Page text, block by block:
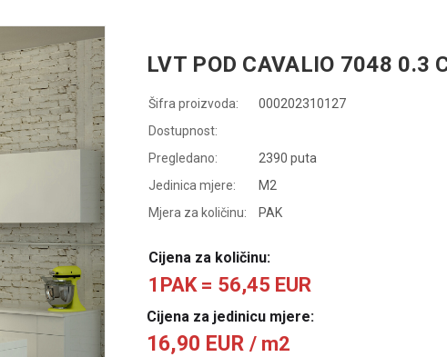
LVT POD CAVALIO 7048 0.3
Šifra proizvoda:
000202310127
Dostupnost:
Pregledano:
2390 puta
Jedinica mjere:
M2
Mjera za količinu:
PAK
Cijena za količinu:
1PAK = 56,45 EUR
Cijena za jedinicu mjere:
16,90 EUR / m2